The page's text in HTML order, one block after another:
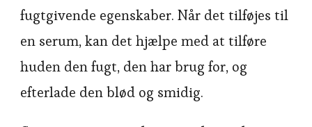
fugtgivende egenskaber. Når det tilføjes til
en serum, kan det hjælpe med at tilføre
huden den fugt, den har brug for, og
efterlade den blød og smidig.